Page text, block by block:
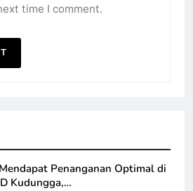
time I comment.
Penanganan Optimal di
Kudungga,…